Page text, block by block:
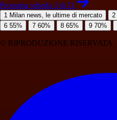
Prossima scheda 3 di 11
1 Milan news, le ultime di mercato 2
6 55% 7 60% 8 65% 9 70%
© RIPRODUZIONE RISERVATA